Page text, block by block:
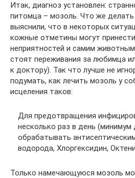
Итак, диагноз установлен:
питомца – мозоль. Что же
выяснили, что в некоторых
кожные отметины могут
неприятностей и самим
стоят переживания за любимца
к доктору). Так что лучше не
подумать, как лечить мозоль у
исцеления таков:
Для предотвращения
несколько раз в день
обрабатывать
водорода, Хлоргексидин,
Только намечающуюся мозоль